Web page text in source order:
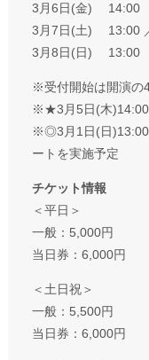
3月6日(金) 14:00
3月7日(土) 13:00
3月8日(日) 13:00
※受付開始は開演の
※★3月5日(木)14:00
※◎3月1日(日)13:00
ートを実施予定
チケット情報
＜平日＞
一般：5,000円
当日券：6,000円
＜土日祝＞
一般：5,500円
当日券：6,000円